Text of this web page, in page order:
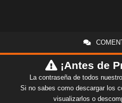
¡Antes de
La contraseña de todos
Si no sabes como descargar los
visualizarlos o